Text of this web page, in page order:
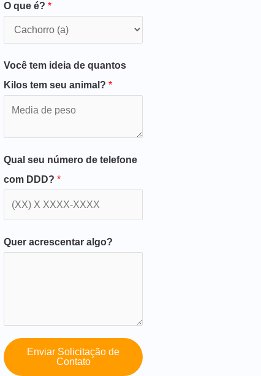
O que é? *
Você tem ideia de quantos
Kilos tem seu animal? *
Qual seu número de telefone
com DDD? *
Quer acrescentar algo?
Enviar Solicitação de
Contato